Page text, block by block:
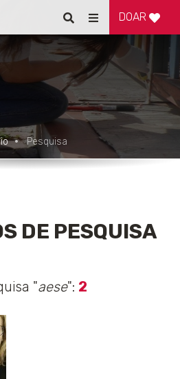
Pesquisar
Alternar
de
navegação
DOAR
Pesquisa
DE PESQUISA
"aese": 2